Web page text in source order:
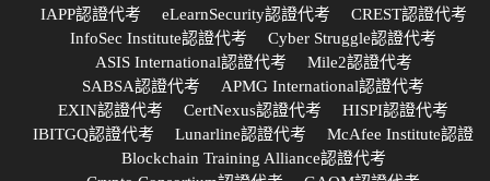
IAPP認證代考
eLearnSecurity認證代考
CREST認證代考
InfoSec Institute認證代考
Cyber Struggle認證代考
ASIS International認證代考
Mile2認證代考
SABSA認證代考
APMG International認證代考
EXIN認證代考
CertNexus認證代考
HISPI認證代考
IBITGQ認證代考
Lunarline認證代考
McAfee Institute認證
Blockchain Training Alliance認證代考